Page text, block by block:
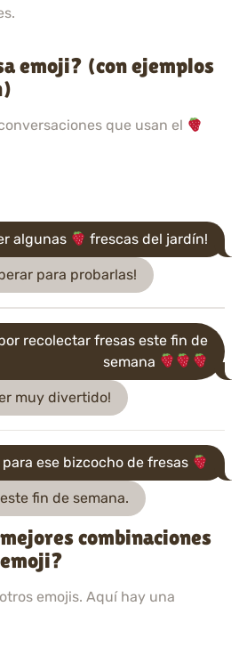
emoji? (con ejemplos
que usan el
algunas frescas del jardín!
para probarlas!
recolectar fresas este fin de
semana
muy divertido!
ese bizcocho de fresas
fin de semana.
combinaciones
emojis. Aquí hay una